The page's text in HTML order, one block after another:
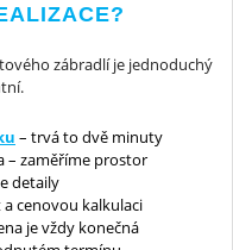
zábradlí je jednoduchý
– trvá to dvě minuty
– zaměříme prostor
detaily
cenovou kalkulaci
je vždy konečná